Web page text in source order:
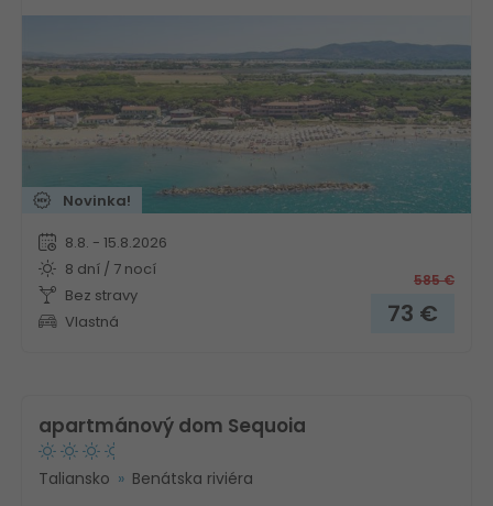
Novinka!
8.8. - 15.8.2026
8 dní / 7 nocí
Bez stravy
Vlastná
585€
73 €
apartmánový dom Sequoia
Taliansko Benátska riviéra